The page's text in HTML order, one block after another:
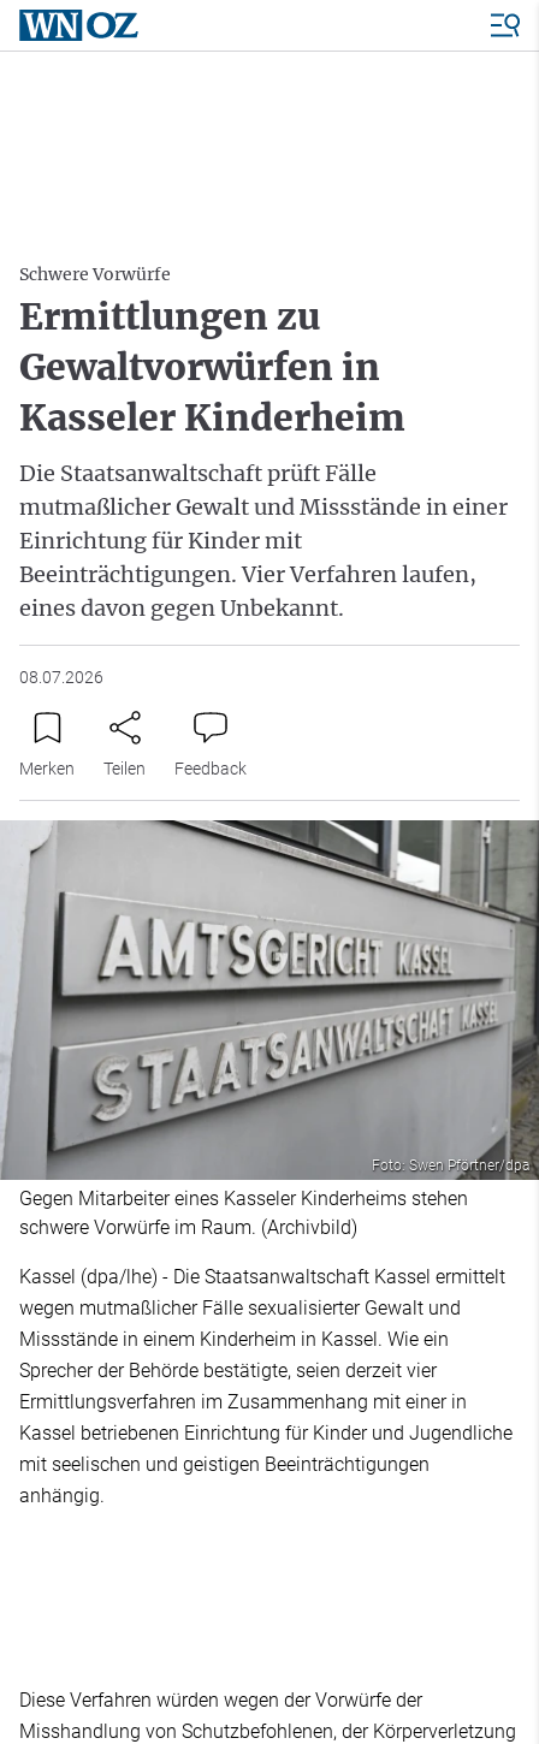
Schwere Vorwürfe
Ermittlungen zu
Gewaltvorwürfen in
Kasseler Kinderheim
Die Staatsanwaltschaft prüft Fälle
mutmaßlicher Gewalt und Missstände in einer
Einrichtung für Kinder mit
Beeinträchtigungen. Vier Verfahren laufen,
eines davon gegen Unbekannt.
08.07.2026
Merken Teilen Feedback
Foto: Swen Pförtner/dpa
Gegen Mitarbeiter eines Kasseler Kinderheims stehen
schwere Vorwürfe im Raum. (Archivbild)
Kassel (dpa/lhe) - Die Staatsanwaltschaft Kassel ermittelt
wegen mutmaßlicher Fälle sexualisierter Gewalt und
Missstände in einem Kinderheim in Kassel. Wie ein
Sprecher der Behörde bestätigte, seien derzeit vier
Ermittlungsverfahren im Zusammenhang mit einer in
Kassel betriebenen Einrichtung für Kinder und Jugendliche
mit seelischen und geistigen Beeinträchtigungen
anhängig.
Diese Verfahren würden wegen der Vorwürfe der
Misshandlung von Schutzbefohlenen, der Körperverletzung